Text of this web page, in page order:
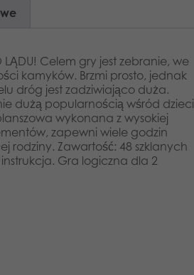
LĄDU! Celem gry jest zebranie, we
kamyków. Brzmi prosto, jednak
dróg jest zadziwiająco duża.
dużą popularnością wśród dzieci
wykonana z wysokiej
zapewni wiele godzin
rodziny. Zawartość: 48 szklanych
Gra logiczna dla 2